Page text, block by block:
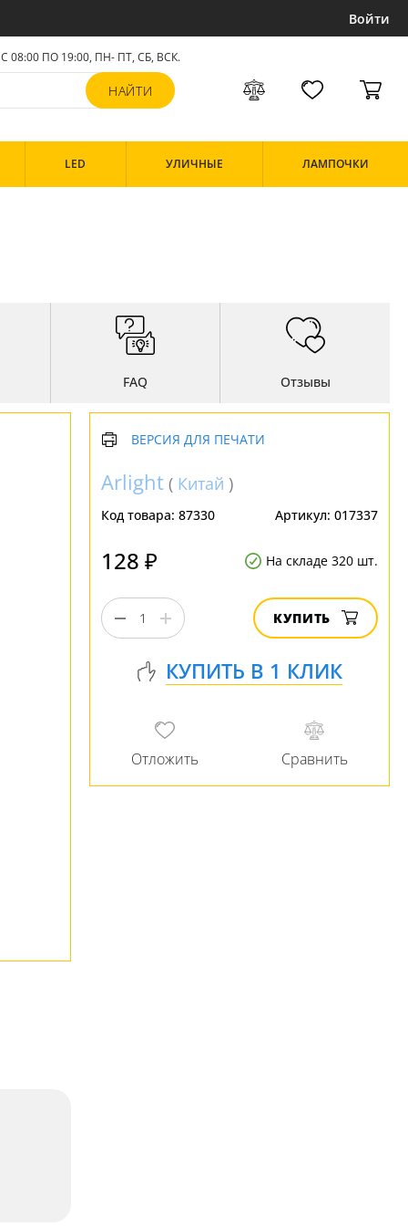
Войти
С 08:00 ПО 19:00, ПН- ПТ,СБ, ВСК.
LED УЛИЧНЫЕ ЛАМПОЧКИ
FAQ Отзывы
ВЕРСИЯ ДЛЯ ПЕЧАТИ
Arlight ( Китай )
Код товара: 87330 Артикул: 017337
128 ₽ На складе 320 шт.
КУПИТЬ